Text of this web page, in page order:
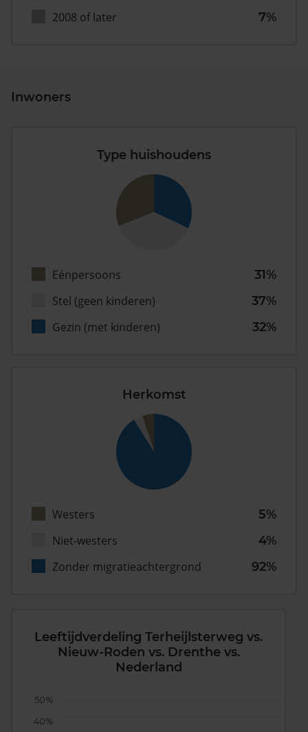
2008 of later
7%
Inwoners
Type huishoudens
Eénpersoons
31%
Stel (geen kinderen)
37%
Gezin (met kinderen)
32%
Herkomst
Westers
5%
Niet-westers
4%
Zonder migratieachtergrond
92%
Leeftijdverdeling Terheijlsterweg vs.
Nieuw-Roden vs. Drenthe vs.
Nederland
40%
50%